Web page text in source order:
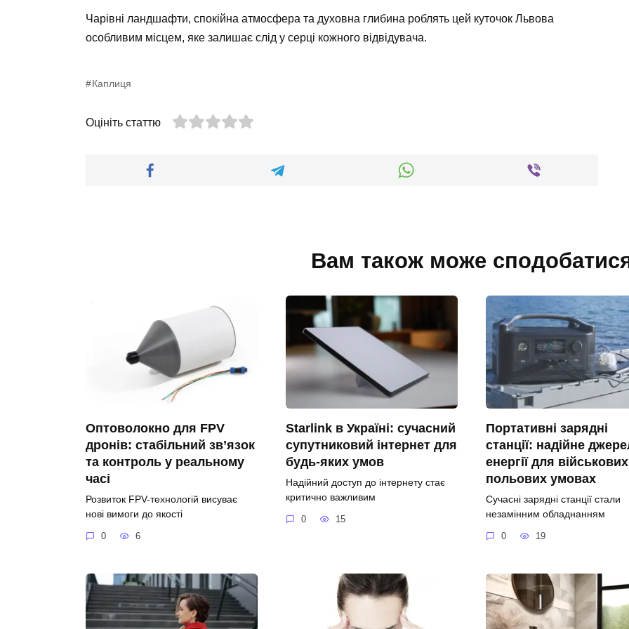
Чарівні ландшафти, спокійна атмосфера та духовна глибина роблять цей куточок Львова
особливим місцем, яке залишає слід у серці кожного відвідувача.
Каплиця
Оцініть статтю
Вам також може
Оптоволокно для FPV
дронів: стабільний зв’язок
та контроль у реальному
часі
Розвиток FPV-технологій висуває
нові вимоги до якості
0 6
Starlink в Україні: сучасний
супутниковий інтернет для
будь-яких умов
Надійний доступ до інтернету стає
критично важливим
0 15
Портативні зарядні
станції: надійне
енергії для
польових умовах
Сучасні зарядні станції стали
незамінним обладнанням
0 19